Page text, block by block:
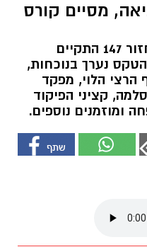
מסיים קורס
טקס סיום קורס חובלים מחזור 147 התקיים
נערך בנוכחות,
הלוי, מפקד
קציני הפיקוד
ומוזמנים נוספים.